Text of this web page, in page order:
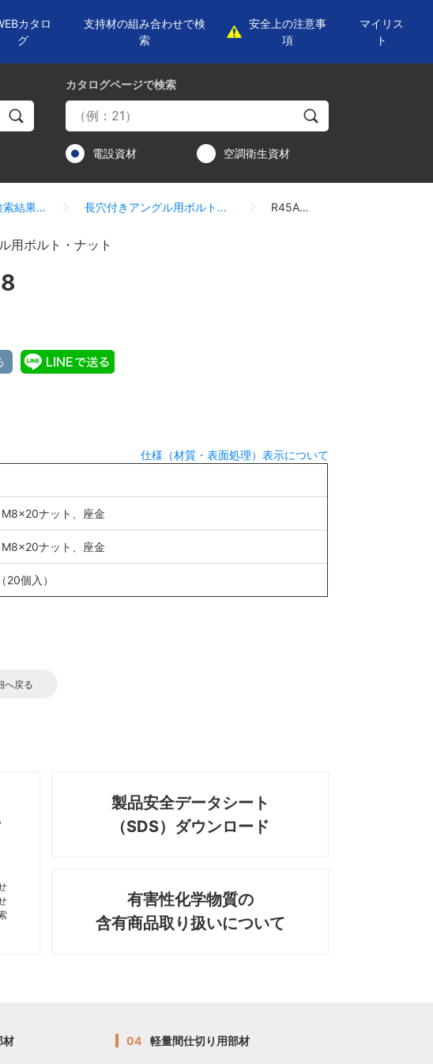
カタロ
グ
支持材の組み合わせで検
索
安全上の注意事
項
マイリス
ト
カタログページで検索
電設資材 空調衛生資材
検索結果一覧 長穴付きアングル用ボルト・ナット R45A-M8
用ボルト・ナット
仕様（材質・表面処理）表示について
ナット、座金
ナット、座金
20個入）
へ戻る
製品安全データシート
（SDS）ダウンロード
有害性化学物質の
含有商品取り扱いについて
材 04 軽量間仕切り用部材